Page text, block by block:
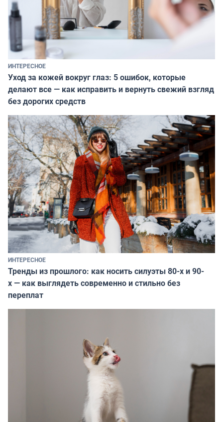
ИНТЕРЕСНОЕ
Уход за кожей вокруг глаз: 5 ошибок, которые
делают все — как исправить и вернуть свежий взгляд
без дорогих средств
ИНТЕРЕСНОЕ
Тренды из прошлого: как носить силуэты 80-х и 90-
х — как выглядеть современно и стильно без
переплат